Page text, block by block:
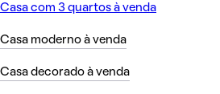
Casa com 3 quartos à venda
Casa moderno à venda
Casa decorado à venda